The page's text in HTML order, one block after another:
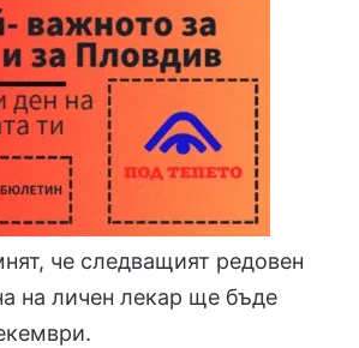
че следващият редовен
на личен лекар ще бъде